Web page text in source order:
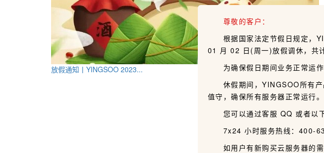
放假通知丨YINGSOO 2023...
尊敬的客户：
根据国家法定节假日规定，
01 月 02 日(周一)放假调休，共
为确保假日期间业务正常运作
休假期间，YINGSOO所有产
值守，确保所有服务器正常运行。
您可以通过客服 QQ 或者以下
7x24 小时服务热线：400-
如用户有新购买云服务器的需